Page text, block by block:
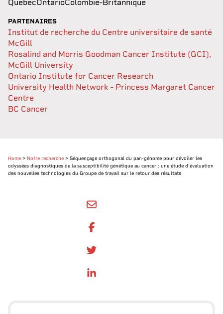
QuébecOntarioColombie-Britannique
PARTENAIRES
Institut de recherche du Centre universitaire de santé
McGill
Rosalind and Morris Goodman Cancer Institute (GCI),
McGill University
Ontario Institute for Cancer Research
University Health Network - Princess Margaret Cancer
Centre
BC Cancer
Home > Notre recherche > Séquençage orthogonal du pan-génome pour dévoiler les
odyssées diagnostiques de la susceptibilité génétique au cancer : une étude d'évaluation
des nouvelles technologies du Groupe de travail sur le retour des résultats
SHARE BY EMAIL
SHARE ON FACEBOOK
SHARE ONTWITTER
SHARE ON LINKEDIN